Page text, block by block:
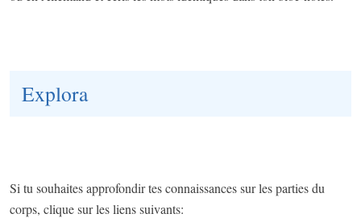
Explora
Si tu souhaites approfondir tes connaissances sur les parties du
corps, clique sur les liens suivants: